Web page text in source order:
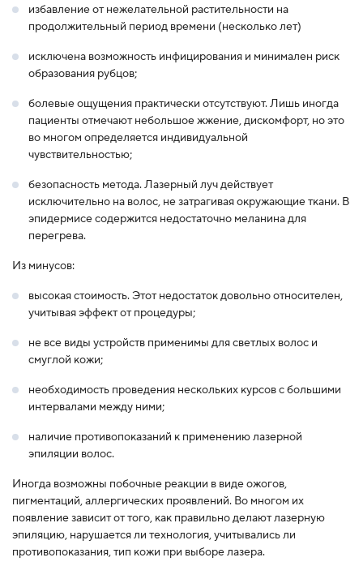
избавление от нежелательной растительности на
продолжительный период времени (несколько лет)
исключена возможность инфицирования и минимален риск
образования рубцов;
болевые ощущения практически отсутствуют. Лишь иногда
пациенты отмечают небольшое жжение, дискомфорт, но это
во многом определяется индивидуальной
чувствительностью;
безопасность метода. Лазерный луч действует
исключительно на волос, не затрагивая окружающие ткани. В
эпидермисе содержится недостаточно меланина для
перегрева.
Из минусов:
высокая стоимость. Этот недостаток довольно относителен,
учитывая эффект от процедуры;
не все виды устройств применимы для светлых волос и
смуглой кожи;
необходимость проведения нескольких курсов с большими
интервалами между ними;
наличие противопоказаний к применению лазерной
эпиляции волос.
Иногда возможны побочные реакции в виде ожогов,
пигментаций, аллергических проявлений. Во многом их
появление зависит от того, как правильно делают лазерную
эпиляцию, нарушается ли технология, учитывались ли
противопоказания, тип кожи при выборе лазера.